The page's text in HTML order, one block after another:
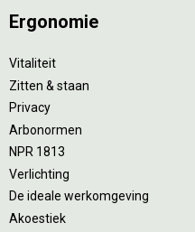
Ergonomie
Vitaliteit
Zitten & staan
Privacy
Arbonormen
NPR 1813
Verlichting
De ideale werkomgeving
Akoestiek